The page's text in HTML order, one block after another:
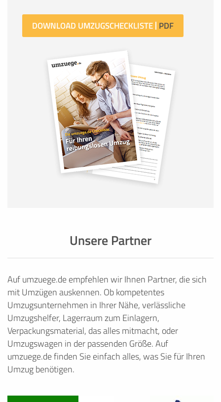
DOWNLOAD UMZUGSCHECKLISTE
Unsere Partner
Auf umzuege.de empfehlen wir Ihnen Partner, die sich
mit Umzügen auskennen. Ob kompetentes
Umzugsunternehmen in Ihrer Nähe, verlässliche
Umzugshelfer, Lagerraum zum Einlagern,
Verpackungsmaterial, das alles mitmacht, oder
Umzugswagen in der passenden Größe. Auf
umzuege.de finden Sie einfach alles, was Sie für Ihren
Umzug benötigen.